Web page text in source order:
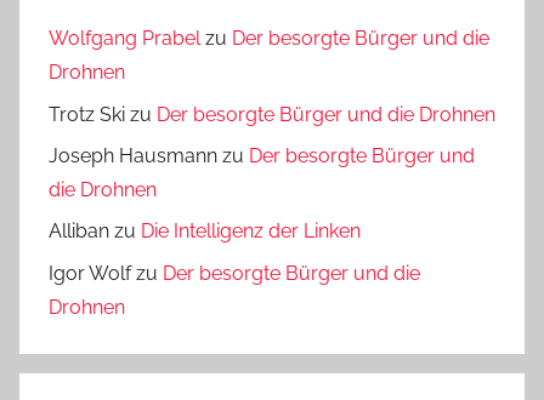
Wolfgang Prabelzu Der besorgte Bürger und die
Drohnen
Trotz Ski zu Der besorgte Bürger und die Drohnen
Joseph Hausmann zu Der besorgte Bürger und
die Drohnen
Alliban zu Die Intelligenz der Linken
Igor Wolfzu Der besorgte Bürger und die
Drohnen